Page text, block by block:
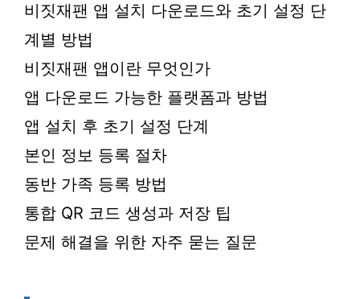
비짓재팬 앱 설치 다운로드와 초기 설정 단
계별 방법
비짓재팬 앱이란 무엇인가
앱 다운로드 가능한 플랫폼과 방법
앱 설치 후 초기 설정 단계
본인 정보 등록 절차
동반 가족 등록 방법
통합 QR 코드 생성과 저장 팁
문제 해결을 위한 자주 묻는 질문